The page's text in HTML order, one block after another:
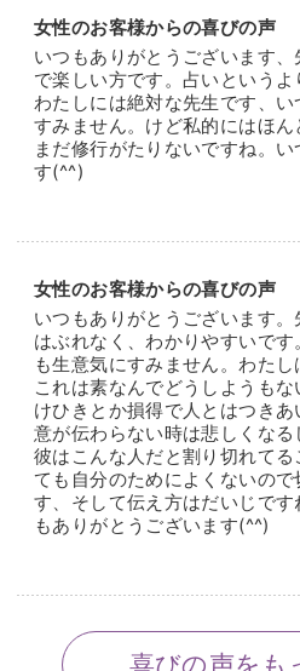
お悩みの一番近くで、幸せを
いただけるのなら、これに勝
お声がけいただける日を、い
ます。
きどうするかな？」本人には
い、過去や「もしも」につい
け、ご不安はみるみる解消さ
安心感と力強さを兼ね備えた
生の霊感はますます増幅され
相談者の声の波動を受け取
す。
恋愛、結婚、仕事……人生の
フルなサポートを受け、未来
30,000名にものぼります！
節目節目に訪ねてくるリピー
とで、中には親子2代にわた
個人活動含め25年超の確かな
女性のお客様からの喜びの声
いつもありがとうございます
で楽しい方です。占いという
わたしには絶対な先生です、い
すみません。けど私的にはほ
まだ修行がたりないですね。
す(^^)
女性のお客様からの喜びの声
いつもありがとうございます
はぶれなく、わかりやすいで
も生意気にすみません。わたし
これは素なんでどうしようも
けひきとか損得で人とはつき
意が伝わらない時は悲しくなる
彼はこんな人だと割り切れて
ても自分のためによくないの
す、そして伝え方はだいじで
もありがとうございます(^^)
喜びの声をも